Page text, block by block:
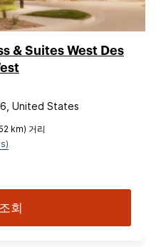
& Suites West Des
United States
km) 거리
회